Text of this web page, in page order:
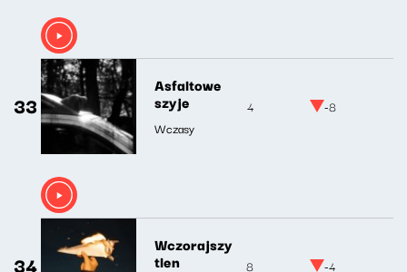
33
Asfaltowe
szyje
Wczasy
4 -8
34
Wczorajszy
tlen 8 -4